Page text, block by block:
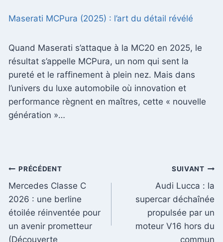
Maserati MCPura (2025) : l’art du détail révélé
Quand Maserati s’attaque à la MC20 en 2025, le
résultat s’appelle MCPura, un nom qui sent la
pureté et le raffinement à plein nez. Mais dans
l’univers du luxe automobile où innovation et
performance règnent en maîtres, cette « nouvelle
génération »…
Navigation
de
l’article
PRÉCÉDENT
Mercedes Classe C
2026 : une berline
étoilée réinventée pour
un avenir prometteur
(Découverte
SUIVANT
Audi Lucca : la
supercar déchaînée
propulsée par un
moteur V16 hors du
commun